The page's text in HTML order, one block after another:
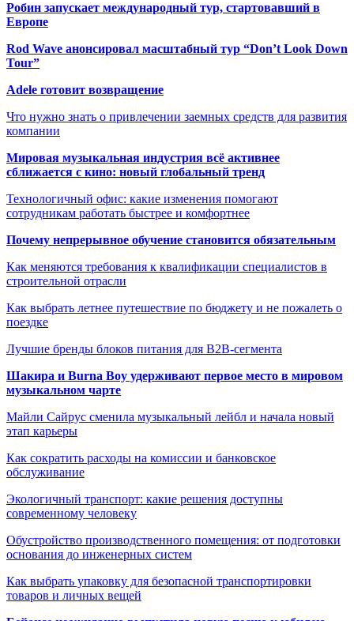
Робин запускает международный тур, стартовавший в
Европе
Rod Wave анонсировал масштабный тур “Don’t Look Down
Tour”
Adele готовит возвращение
Что нужно знать о привлечении заемных средств для развития
компании
Мировая музыкальная индустрия всё активнее
сближается с кино: новый глобальный тренд
Технологичный офис: какие изменения помогают
сотрудникам работать быстрее и комфортнее
Почему непрерывное обучение становится обязательным
Как меняются требования к квалификации специалистов в
строительной отрасли
Как выбрать летнее путешествие по бюджету и не пожалеть о
поездке
Лучшие бренды блоков питания для B2B-сегмента
Шакира и Burna Boy удерживают первое место в мировом
музыкальном чарте
Майли Сайрус сменила музыкальный лейбл и начала новый
этап карьеры
Как сократить расходы на комиссии и банковское
обслуживание
Экологичный транспорт: какие решения доступны
современному человеку
Обустройство производственного помещения: от подготовки
основания до инженерных систем
Как выбрать упаковку для безопасной транспортировки
товаров и личных вещей